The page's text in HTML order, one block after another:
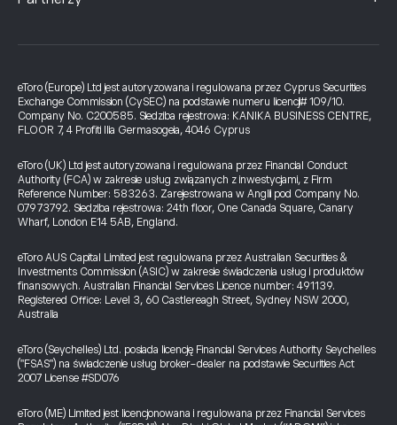
eToro (Europe) Ltd jest autoryzowana i regulowana przez Cyprus Securities
Exchange Commission (CySEC) na podstawie numeru licencji# 109/10.
Company No. C200585. Siedziba rejestrowa: KANIKA BUSINESS CENTRE,
FLOOR 7, 4 Profiti Ilia Germasogeia, 4046 Cyprus
eToro (UK) Ltd jest autoryzowana i regulowana przez Financial Conduct
Authority (FCA) w zakresie usług związanych z inwestycjami, z Firm
Reference Number: 583263. Zarejestrowana w Anglii pod Company No.
07973792. Siedziba rejestrowa: 24th floor, One Canada Square, Canary
Wharf, London E14 5AB, England.
eToro AUS Capital Limited jest regulowana przez Australian Securities &
Investments Commission (ASIC) w zakresie świadczenia usług i produktów
finansowych. Australian Financial Services Licence number: 491139.
Registered Office: Level 3, 60 Castlereagh Street, Sydney NSW 2000,
Australia
eToro (Seychelles) Ltd. posiada licencję Financial Services Authority Seychelles
("FSAS") na świadczenie usług broker-dealer na podstawie Securities Act
2007 License #SD076
eToro (ME) Limited jest licencjonowana i regulowana przez Financial Services